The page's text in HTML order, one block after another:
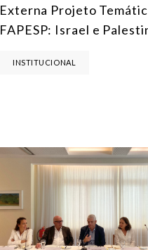
Externa Projeto
FAPESP: Israel e
INSTITUCIONAL